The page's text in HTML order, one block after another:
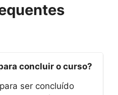
concluir o curso?
ser concluído